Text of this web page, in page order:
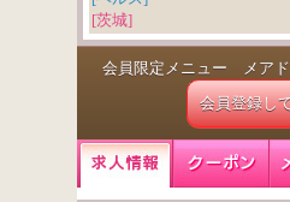
[茨城]
会員限定メニュー メアド
会員登録し